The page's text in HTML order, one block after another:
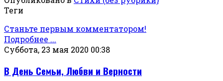
Теги
Станьте первым комментатором!
Подробнее ...
Суббота, 23 мая 2020 00:38
В День Семьи, Любви и Верности